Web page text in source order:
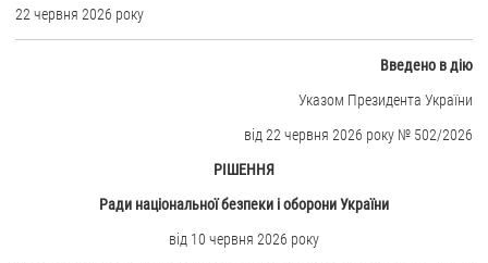
Електронне звернення
22 червня 2026 року
Введено в дію
Указом Президента України
від 22 червня 2026 року № 502/2026
РІШЕННЯ
Ради національної безпеки і оборони України
від 10 червня 2026 року